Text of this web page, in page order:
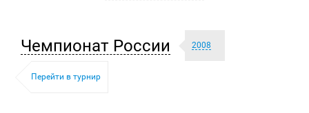
Чемпионат России 2008
Перейти в турнир